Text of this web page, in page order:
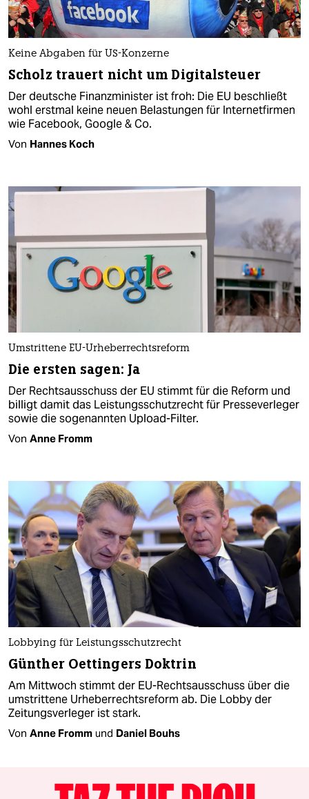
Keine Abgaben für US-Konzerne
Scholz trauert nicht um Digitalsteuer
Der deutsche Finanzminister ist froh: Die EU beschließt
wohl erstmal keine neuen Belastungen für Internetfirmen
wie Facebook, Google & Co.
Von Hannes Koch
Umstrittene EU-Urheberrechtsreform
Die ersten sagen: Ja
Der Rechtsausschuss der EU stimmt für die Reform und
billigt damit das Leistungsschutzrecht für Presseverleger
sowie die sogenannten Upload-Filter.
Von Anne Fromm
Lobbying für Leistungsschutzrecht
Günther Oettingers Doktrin
Am Mittwoch stimmt der EU-Rechtsausschuss über die
umstrittene Urheberrechtsreform ab. Die Lobby der
Zeitungsverleger ist stark.
Von Anne Fromm und Daniel Bouhs